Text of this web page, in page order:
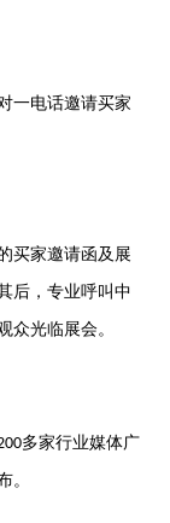
⼀电话邀请买家
买家邀请函及展
后，专业呼叫中
众光临展会。
多家行业媒体广
。